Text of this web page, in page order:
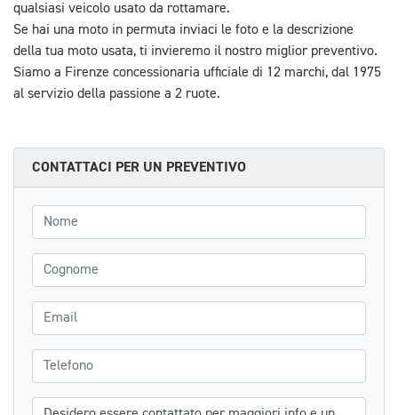
qualsiasi veicolo usato da rottamare.
Se hai una moto in permuta inviaci le foto e la descrizione
della tua moto usata, ti invieremo il nostro miglior preventivo.
Siamo a Firenze concessionaria ufficiale di 12 marchi, dal 1975
al servizio della passione a 2 ruote.
CONTATTACI PER UN PREVENTIVO
Nome
Cognome
Email
Telefono
Messaggio